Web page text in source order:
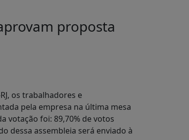
proposta
os trabalhadores e
pela empresa na última mesa
votação foi: 89,70% de votos
dessa assembleia será enviado à